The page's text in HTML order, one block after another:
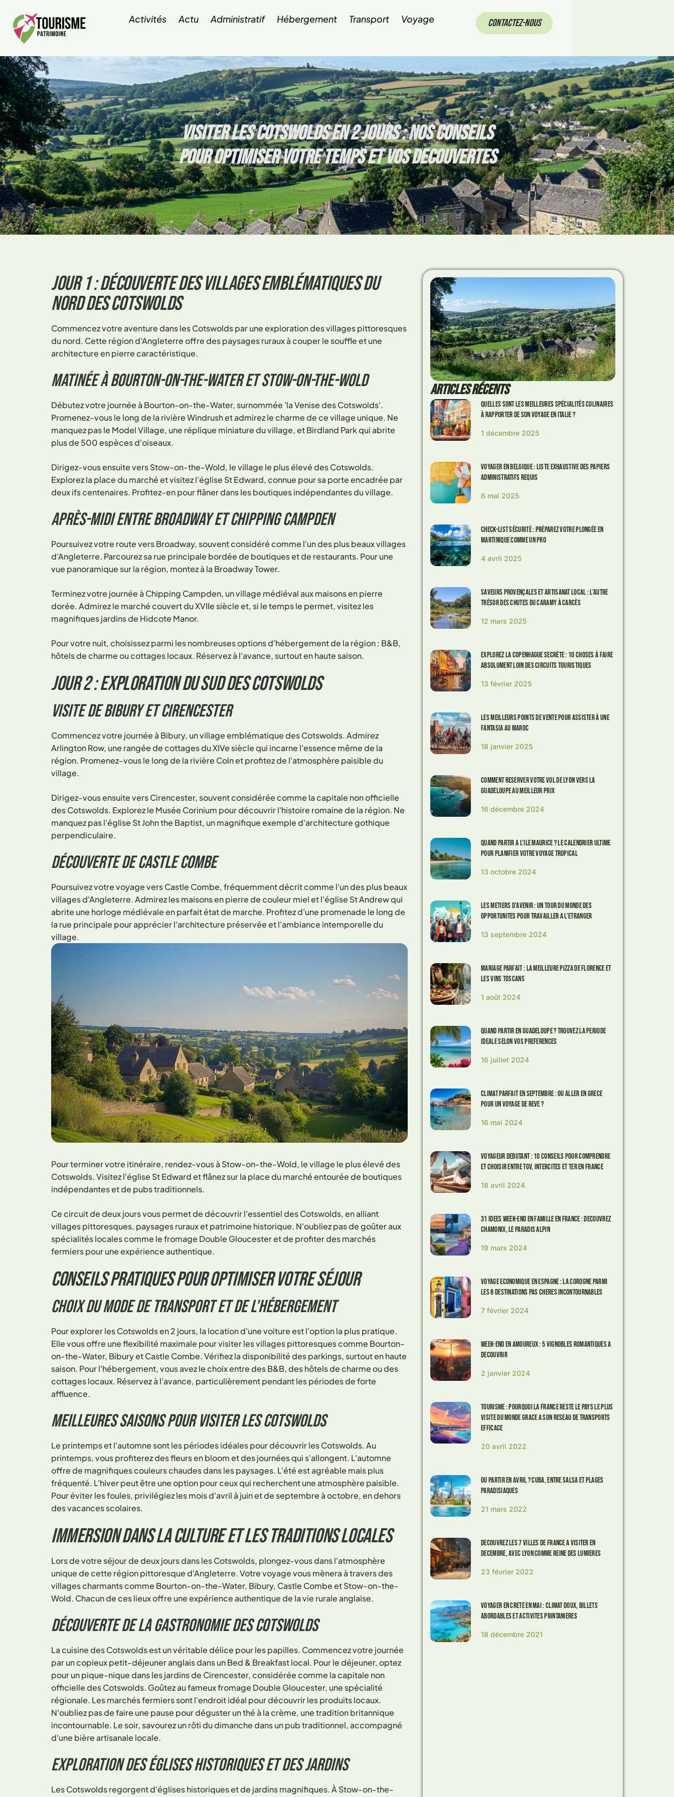
Activités Actu Administratif Hébergement Transport Voyage Contactez-Nous
VISITER LES COTSWOLDS EN 2 JOURS : NOS CONSEILS
POUR OPTIMISER VOTRE TEMPS ET VOS DECOUVERTES
Jour 1 : Découverte des villages emblématiques du
nord des Cotswolds
Commencez votre aventure dans les Cotswolds par une exploration des villages pittoresques
du nord. Cette région d'Angleterre offre des paysages ruraux à couper le souffle et une
architecture en pierre caractéristique.
Matinée à Bourton-on-the-Water et Stow-on-the-Wold
Débutez votre journée à Bourton-on-the-Water, surnommée 'la Venise des Cotswolds'.
Promenez-vous le long de la rivière Windrush et admirez le charme de ce village unique. Ne
manquez pas le Model Village, une réplique miniature du village, et Birdland Park qui abrite
plus de 500 espèces d'oiseaux.
Dirigez-vous ensuite vers Stow-on-the-Wold, le village le plus élevé des Cotswolds.
Explorez la place du marché et visitez l'église St Edward, connue pour sa porte encadrée par
deux ifs centenaires. Profitez-en pour flâner dans les boutiques indépendantes du village.
Après-midi entre Broadway et Chipping Campden
Poursuivez votre route vers Broadway, souvent considéré comme l'un des plus beaux villages
d'Angleterre. Parcourez sa rue principale bordée de boutiques et de restaurants. Pour une
vue panoramique sur la région, montez à la Broadway Tower.
Terminez votre journée à Chipping Campden, un village médiéval aux maisons en pierre
dorée. Admirez le marché couvert du XVIIe siècle et, si le temps le permet, visitez les
magnifiques jardins de Hidcote Manor.
Pour votre nuit, choisissez parmi les nombreuses options d'hébergement de la région : B&B,
hôtels de charme ou cottages locaux. Réservez à l'avance, surtout en haute saison.
Jour 2 : Exploration du sud des Cotswolds
Visite de Bibury et Cirencester
Commencez votre journée à Bibury, un village emblématique des Cotswolds. Admirez
Arlington Row, une rangée de cottages du XIVe siècle qui incarne l'essence même de la
région. Promenez-vous le long de la rivière Coln et profitez de l'atmosphère paisible du
village.
Dirigez-vous ensuite vers Cirencester, souvent considérée comme la capitale non officielle
des Cotswolds. Explorez le Musée Corinium pour découvrir l'histoire romaine de la région. Ne
manquez pas l'église St John the Baptist, un magnifique exemple d'architecture gothique
perpendiculaire.
Découverte de castle combe
Poursuivez votre voyage vers Castle Combe, fréquemment décrit comme l'un des plus beaux
villages d'Angleterre. Admirez les maisons en pierre de couleur miel et l'église St Andrew qui
abrite une horloge médiévale en parfait état de marche. Profitez d'une promenade le long de
la rue principale pour apprécier l'architecture préservée et l'ambiance intemporelle du
village.
Pour terminer votre itinéraire, rendez-vous à Stow-on-the-Wold, le village le plus élevé des
Cotswolds. Visitez l'église St Edward et flânez sur la place du marché entourée de boutiques
indépendantes et de pubs traditionnels.
Ce circuit de deux jours vous permet de découvrir l'essentiel des Cotswolds, en alliant
villages pittoresques, paysages ruraux et patrimoine historique. N'oubliez pas de goûter aux
spécialités locales comme le fromage Double Gloucester et de profiter des marchés
fermiers pour une expérience authentique.
Conseils pratiques pour optimiser votre séjour
Choix du mode de transport et de l'hébergement
Pour explorer les Cotswolds en 2 jours, la location d'une voiture est l'option la plus pratique.
Elle vous offre une flexibilité maximale pour visiter les villages pittoresques comme Bourton-
on-the-Water, Bibury et Castle Combe. Vérifiez la disponibilité des parkings, surtout en haute
saison. Pour l'hébergement, vous avez le choix entre des B&B, des hôtels de charme ou des
cottages locaux. Réservez à l'avance, particulièrement pendant les périodes de forte
affluence.
Meilleures saisons pour visiter les Cotswolds
Le printemps et l'automne sont les périodes idéales pour découvrir les Cotswolds. Au
printemps, vous profiterez des fleurs en bloom et des journées qui s'allongent. L'automne
offre de magnifiques couleurs chaudes dans les paysages. L'été est agréable mais plus
fréquenté. L'hiver peut être une option pour ceux qui recherchent une atmosphère paisible.
Pour éviter les foules, privilégiez les mois d'avril à juin et de septembre à octobre, en dehors
des vacances scolaires.
Immersion dans la culture et les traditions locales
Lors de votre séjour de deux jours dans les Cotswolds, plongez-vous dans l'atmosphère
unique de cette région pittoresque d'Angleterre. Votre voyage vous mènera à travers des
villages charmants comme Bourton-on-the-Water, Bibury, Castle Combe et Stow-on-the-
Wold. Chacun de ces lieux offre une expérience authentique de la vie rurale anglaise.
Découverte de la gastronomie des Cotswolds
La cuisine des Cotswolds est un véritable délice pour les papilles. Commencez votre journée
par un copieux petit-déjeuner anglais dans un Bed & Breakfast local. Pour le déjeuner, optez
pour un pique-nique dans les jardins de Cirencester, considérée comme la capitale non
officielle des Cotswolds. Goûtez au fameux fromage Double Gloucester, une spécialité
régionale. Les marchés fermiers sont l'endroit idéal pour découvrir les produits locaux.
N'oubliez pas de faire une pause pour déguster un thé à la crème, une tradition britannique
incontournable. Le soir, savourez un rôti du dimanche dans un pub traditionnel, accompagné
d'une bière artisanale locale.
Exploration des églises historiques et des jardins
Les Cotswolds regorgent d'églises historiques et de jardins magnifiques. À Stow-on-the-
ARTICLES RÉCENTS
Quelles sont les meilleures spécialités culinaires
à rapporter de son voyage en Italie ?
1 décembre 2025
Voyager en Belgique : Liste exhaustive des papiers
administratifs requis
6 mai 2025
Check-list Sécurité : Préparez Votre Plongée en
Martinique comme un Pro
4 avril 2025
Saveurs provençales et artisanat local : l’autre
trésor des chutes du Caramy à Carcès
12 mars 2025
Explorez la Copenhague secrète : 10 choses à faire
absolument loin des circuits touristiques
13 février 2025
Les meilleurs points de vente pour assister à une
Fantasia au Maroc
18 janvier 2025
Comment reserver votre vol de Lyon vers la
Guadeloupe au meilleur prix
16 décembre 2024
Quand partir a l’Ile Maurice ? Le calendrier ultime
pour planifier votre voyage tropical
13 octobre 2024
Les metiers d’avenir : un tour du monde des
opportunites pour travailler a l’etranger
13 septembre 2024
Mariage parfait : la meilleure pizza de Florence et
les vins toscans
1 août 2024
Quand partir en Guadeloupe ? Trouvez la periode
ideale selon vos preferences
16 juillet 2024
Climat Parfait en Septembre : Ou Aller en Grece
pour un Voyage de Reve ?
16 mai 2024
Voyageur debutant : 10 conseils pour comprendre
et choisir entre TGV, Intercites et TER en France
18 avril 2024
31 Idees Week-end en Famille en France : Decouvrez
Chamonix, le Paradis Alpin
19 mars 2024
Voyage economique en Espagne : La Corogne parmi
les 8 destinations pas cheres incontournables
7 février 2024
Week-end en amoureux : 5 vignobles romantiques a
decouvrir
2 janvier 2024
Tourisme : pourquoi la France reste le pays le plus
visite du monde grace a son reseau de transports
efficace
20 avril 2022
Ou partir en avril ? Cuba, entre salsa et plages
paradisiaques
21 mars 2022
Decouvrez les 7 villes de France a visiter en
decembre, avec Lyon comme reine des lumieres
23 février 2022
Voyager en Crete en Mai : Climat doux, Billets
abordables et Activites printanieres
18 décembre 2021